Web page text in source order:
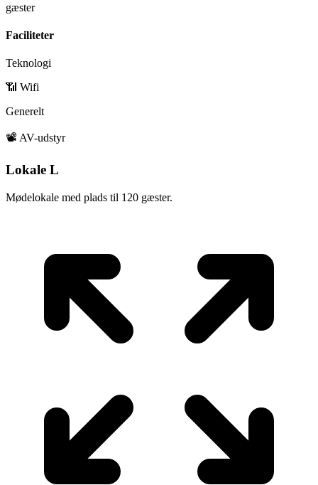
gæster
Faciliteter
Teknologi
📶 Wifi
Generelt
📽️ AV-udstyr
Lokale L
Mødelokale med plads til 120 gæster.